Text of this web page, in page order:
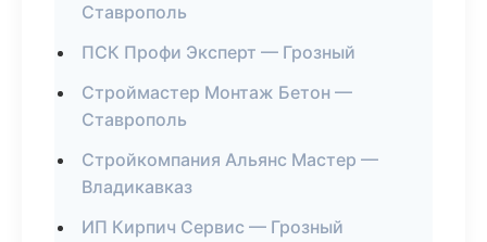
Ставрополь
ПСК Профи Эксперт — Грозный
Строймастер Монтаж Бетон —
Ставрополь
Стройкомпания Альянс Мастер —
Владикавказ
ИП Кирпич Сервис — Грозный